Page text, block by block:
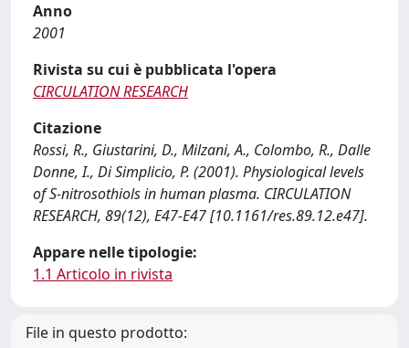
Anno
2001
Rivista su cui è pubblicata l'opera
CIRCULATION RESEARCH
Citazione
Rossi, R., Giustarini, D., Milzani, A., Colombo, R., Dalle
Donne, I., Di Simplicio, P. (2001). Physiological levels
of S-nitrosothiols in human plasma. CIRCULATION
RESEARCH, 89(12), E47-E47 [10.1161/res.89.12.e47].
Appare nelle tipologie:
1.1 Articolo in rivista
File in questo prodotto: